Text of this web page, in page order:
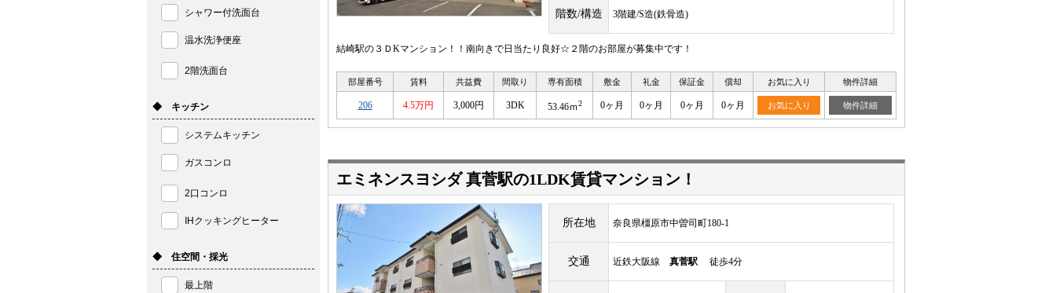
階数/構造 3階建/S造(鉄骨造)
結崎駅の３ＤKマンション！！南向きで日当たり良好☆２階のお部屋が募集中です！
部屋番号 賃料 共益費 間取り 専有面積 敷金 礼金 保証金 償却 お気に入り 物件詳細
206 4.5万円 3,000円 3DK 53.46ｍ2 0ヶ月 0ヶ月 0ヶ月 0ヶ月 お気に入り 物件詳細
エミネンスヨシダ 真菅駅の1LDK賃貸マンション！
所在地 奈良県橿原市中曽司町180-1
交通 近鉄大阪線 真菅駅 徒歩4分
シャワー付洗面台
温水洗浄便座
2階洗面台
◆ キッチン
システムキッチン
ガスコンロ
2口コンロ
IHクッキングヒーター
◆ 住空間・採光
最上階